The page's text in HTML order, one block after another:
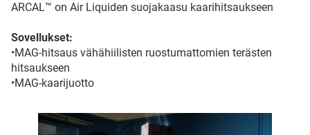
ARCAL™ on Air Liquiden suojakaasu kaarihitsaukseen
Sovellukset:
•MAG-hitsaus vähähiilisten ruostumattomien terästen
hitsaukseen
•MAG-kaarijuotto